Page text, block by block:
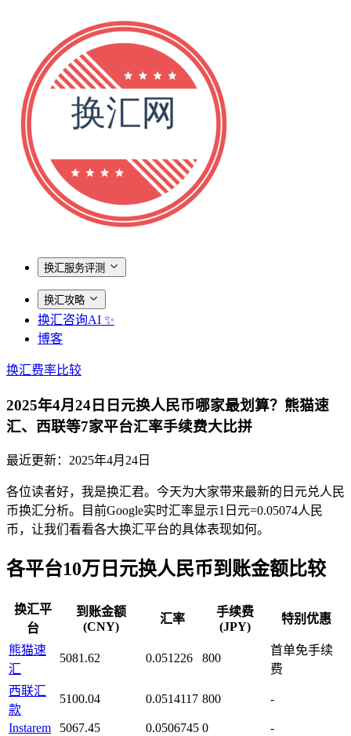
换汇服务评测
换汇攻略
换汇咨询AI ✨
博客
换汇费率比较
2025年4月24日日元换人民币哪家最划算？熊猫速
汇、西联等7家平台汇率手续费大比拼
最近更新： 2025年4月24日
各位读者好，我是换汇君。今天为大家带来最新的日元兑人民
币换汇分析。目前Google实时汇率显示1日元=0.05074人民
币，让我们看看各大换汇平台的具体表现如何。
各平台10万日元换人民币到账金额比较
换汇平
台
到账金额
(CNY)
汇率
手续费
(JPY)
特别优惠
熊猫速
汇
5081.62 0.051226 800
首单免手续
费
西联汇
款
5100.04 0.0514117 800 -
Instarem 5067.45 0.0506745 0
-